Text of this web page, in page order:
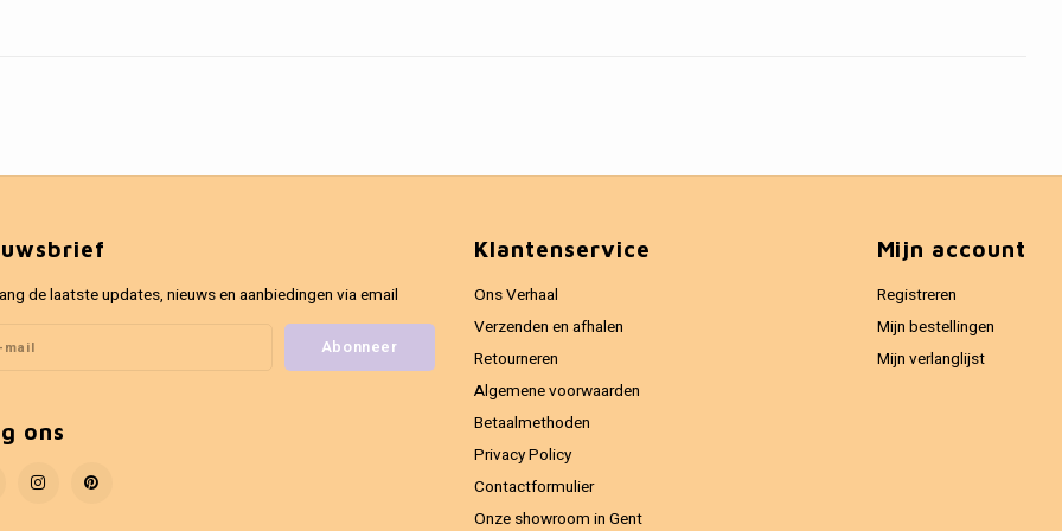
de laatste updates, nieuws en aanbiedingen via email
Abonneer
ons
Klantenservice
Ons Verhaal
Verzenden en afhalen
Retourneren
Algemene voorwaarden
Betaalmethoden
Privacy Policy
Contactformulier
Onze showroom in Gent
Mijn account
Registreren
Mijn bestellingen
Mijn verlanglijst